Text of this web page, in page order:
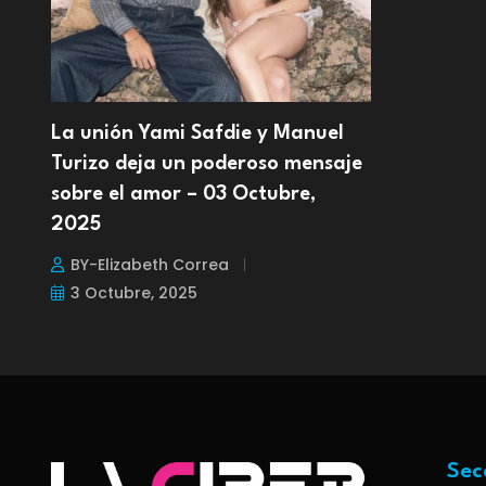
La unión Yami Safdie y Manuel
Turizo deja un poderoso mensaje
sobre el amor – 03 Octubre,
2025
BY-Elizabeth Correa
3 Octubre, 2025